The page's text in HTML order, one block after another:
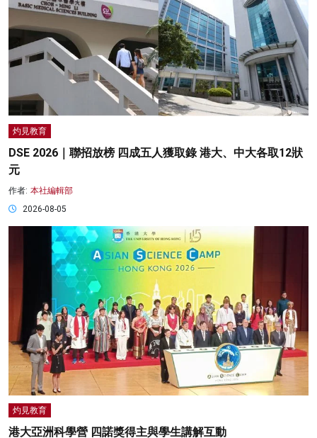
灼見教育
DSE 2026｜聯招放榜 四成五人獲取錄 港大、中大各取12狀
元
作者: 本社編輯部
2026-08-05
灼見教育
港大亞洲科學營 四諾獎得主與學生講解互動